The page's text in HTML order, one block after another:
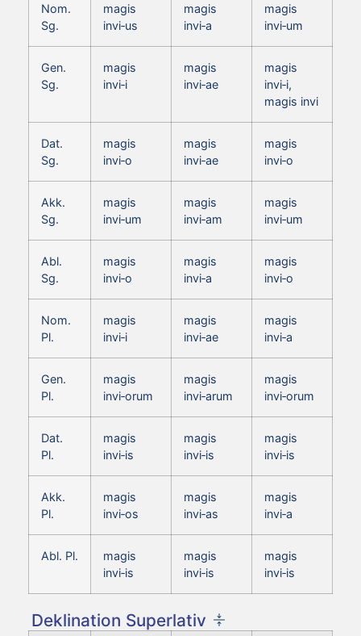
Nom.
Sg.
magis
invi‑us
magis
invi‑a
magis
invi‑um
Gen.
Sg.
magis
invi‑i
magis
invi‑ae
magis
invi‑i,
magis invi
Dat.
Sg.
magis
invi‑o
magis
invi‑ae
magis
invi‑o
Akk.
Sg.
magis
invi‑um
magis
invi‑am
magis
invi‑um
Abl.
Sg.
magis
invi‑o
magis
invi‑a
magis
invi‑o
Nom.
Pl.
magis
invi‑i
magis
invi‑ae
magis
invi‑a
Gen.
Pl.
magis
invi‑orum
magis
invi‑arum
magis
invi‑orum
Dat.
Pl.
magis
invi‑is
magis
invi‑is
magis
invi‑is
Akk.
Pl.
magis
invi‑os
magis
invi‑as
magis
invi‑a
Abl. Pl.
magis
invi‑is
magis
invi‑is
magis
invi‑is
Deklination Superlativ